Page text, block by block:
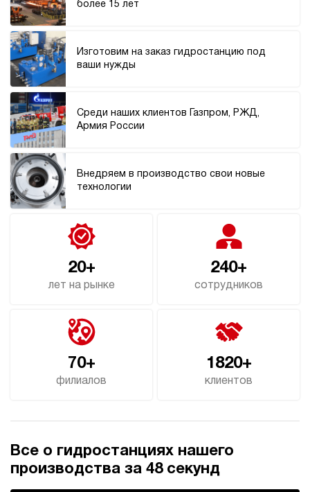
Гидростанция НЭР-18И2510Т
3.5
152 253 руб Купить
Гидростанция НЭР-23И1610Т
3.8
152 253 руб
электрический
более 15 лет
Изготовим на заказ гидростанцию под
ваши нужды
Среди наших клиентов Газпром, РЖД,
Армия России
Внедряем в производство свои новые
технологии
20+
лет на рынке
240+
сотрудников
70+
филиалов
1820+
клиентов
Все о гидростанциях нашего
производства за 48 секунд